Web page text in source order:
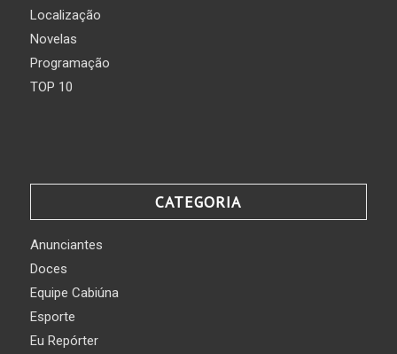
Localização
Novelas
Programação
TOP 10
CATEGORIA
Anunciantes
Doces
Equipe Cabiúna
Esporte
Eu Repórter